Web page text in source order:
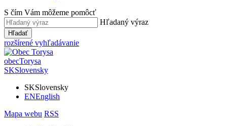
S čím Vám môžeme pomôcť
Hľadaný výraz
Hľadať
rozšírené vyhľadávanie
obecTorysa
SKSlovensky
SKSlovensky
ENEnglish
Mapa webu RSS